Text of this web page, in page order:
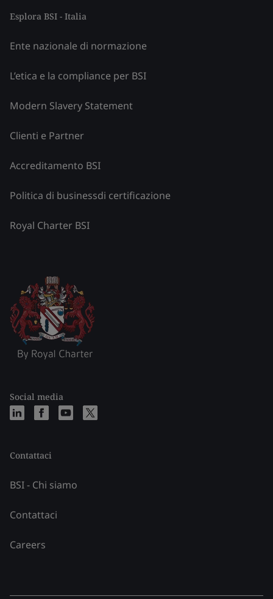
Esplora BSI - Italia
Ente nazionale di normazione
L’etica e la compliance per BSI
Modern Slavery Statement
Clienti e Partner
Accreditamento BSI
Politica di businessdi certificazione
Royal Charter BSI
Social media
Contattaci
BSI - Chi siamo
Contattaci
Careers